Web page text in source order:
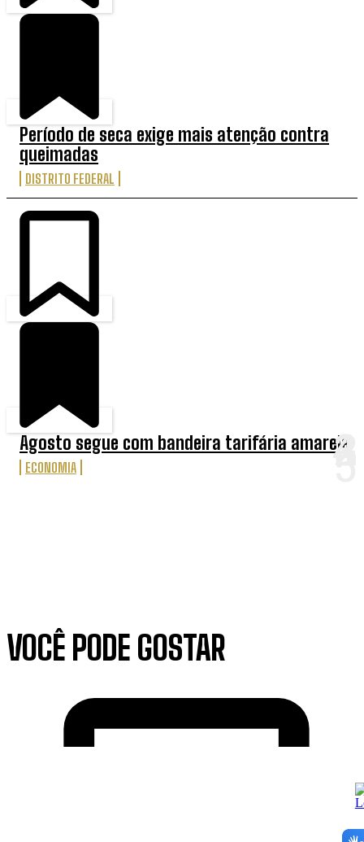
Período de seca exige mais atenção contra
queimadas
DISTRITO FEDERAL
Agosto segue com bandeira tarifária amarela
ECONOMIA
VOCÊ PODE GOSTAR